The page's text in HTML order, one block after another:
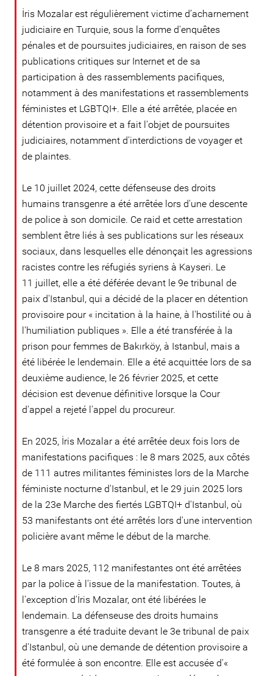
İris Mozalar est régulièrement victime d’acharnement
judiciaire en Turquie, sous la forme d'enquêtes
pénales et de poursuites judiciaires, en raison de ses
publications critiques sur Internet et de sa
participation à des rassemblements pacifiques,
notamment à des manifestations et rassemblements
féministes et LGBTQI+. Elle a été arrêtée, placée en
détention provisoire et a fait l'objet de poursuites
judiciaires, notamment d'interdictions de voyager et
de plaintes.
Le 10 juillet 2024, cette défenseuse des droits
humains transgenre a été arrêtée lors d'une descente
de police à son domicile. Ce raid et cette arrestation
semblent être liés à ses publications sur les réseaux
sociaux, dans lesquelles elle dénonçait les agressions
racistes contre les réfugiés syriens à Kayseri. Le
11 juillet, elle a été déférée devant le 9e tribunal de
paix d'Istanbul, qui a décidé de la placer en détention
provisoire pour « incitation à la haine, à l'hostilité ou à
l'humiliation publiques ». Elle a été transférée à la
prison pour femmes de Bakırköy, à Istanbul, mais a
été libérée le lendemain. Elle a été acquittée lors de sa
deuxième audience, le 26 février 2025, et cette
décision est devenue définitive lorsque la Cour
d'appel a rejeté l'appel du procureur.
En 2025, İris Mozalar a été arrêtée deux fois lors de
manifestations pacifiques : le 8 mars 2025, aux côtés
de 111 autres militantes féministes lors de la Marche
féministe nocturne d'Istanbul, et le 29 juin 2025 lors
de la 23e Marche des fiertés LGBTQI+ d'Istanbul, où
53 manifestants ont été arrêtés lors d'une intervention
policière avant même le début de la marche.
Le 8 mars 2025, 112 manifestantes ont été arrêtées
par la police à l'issue de la manifestation. Toutes, à
l'exception d'İris Mozalar, ont été libérées le
lendemain. La défenseuse des droits humains
transgenre a été traduite devant le 3e tribunal de paix
d'Istanbul, où une demande de détention provisoire a
été formulée à son encontre. Elle est accusée d'«